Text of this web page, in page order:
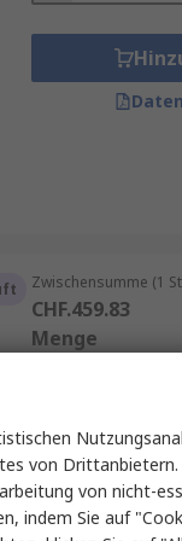
Zwischensumme (1
CHF.459.83
Menge
von
von nicht-
indem Sie auf